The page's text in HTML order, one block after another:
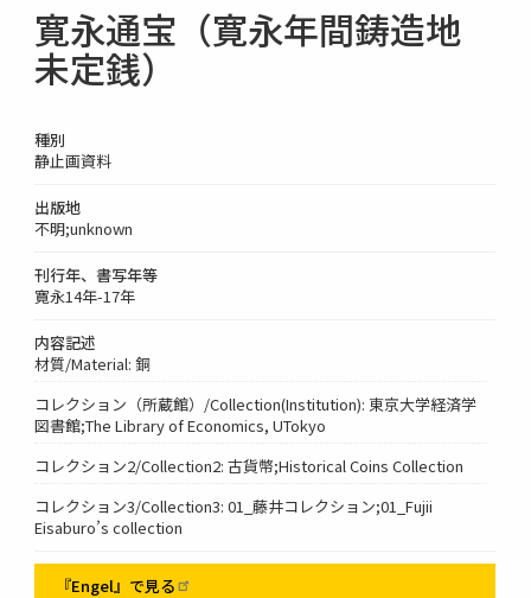
寛永通宝（寛永年間鋳造地
未定銭）
種別
静止画資料
出版地
不明;unknown
刊行年、書写年等
寛永14年-17年
内容記述
材質/Material: 銅
コレクション（所蔵館）/Collection(Institution): 東京大学経済学
図書館;The Library of Economics, UTokyo
コレクション2/Collection2: 古貨幣;Historical Coins Collection
コレクション3/Collection3: 01_藤井コレクション;01_Fujii
Eisaburo’s collection
『Engel』で見る